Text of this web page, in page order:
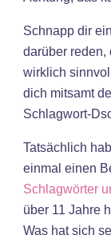
Schnapp dir
darüber reden,
wirklich
dich mitsamt
Schlagwort-
Tatsächlich
einmal einen
Schlagwörter
über 11 Jahre
Was hat sich